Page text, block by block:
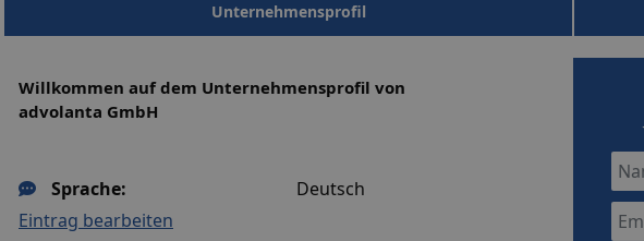
Unternehmensprofil
Willkommen auf dem Unternehmensprofil von
advolanta GmbH
Sprache:
Deutsch
Eintrag bearbeiten